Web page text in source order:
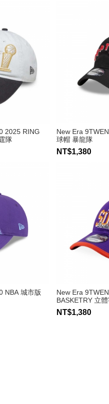
2025 RING
隊
New Era
球帽 暴龍隊
NT$1,380
NBA 城市版
New Era
BASKETRY 立
NT$1,380